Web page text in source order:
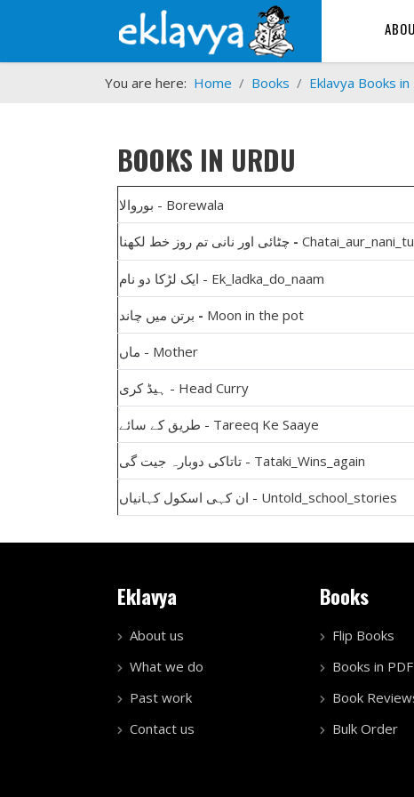
You are here: Home Books Eklavya Books in
BOOKS IN URDU
بوروالا - Borewala
-
ایک لڑکا دو نام - Ek_ladka_do_naam
برتن میں چاند - Moon in the pot
ماں - Mother
ہیڈ کری - Head Curry
طریق کے سائے - Tareeq Ke Saaye
تاتاکی دوبارہ جیت گی - Tataki_Wins_again
ان کہی اسکول کہانیاں - Untold_school_stories
Eklavya
About us
What we do
Past work
Contact us
Books
Flip Books
Books in PDF
Book
Bulk Order